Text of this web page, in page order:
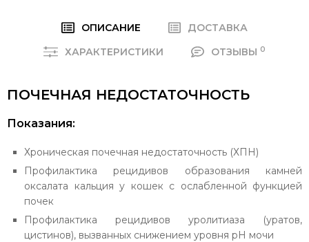
ОПИСАНИЕ
ДОСТАВКА
ХАРАКТЕРИСТИКИ
ОТЗЫВЫ 0
ПОЧЕЧНАЯ НЕДОСТАТОЧНОСТЬ
Показания:
Хроническая почечная недостаточность (ХПН)
Профилактика рецидивов образования камней
оксалата кальция у кошек с ослабленной функцией
почек
Профилактика рецидивов уролитиаза (уратов,
цистинов), вызванных снижением уровня рН мочи